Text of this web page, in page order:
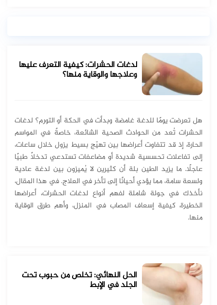
لدغات الحشرات: كيفية التعرف عليها
وعلاجها والوقاية منها؟
هل تعرضت يومًا للدغة غامضة وبدأت في الحكة أو التورم؟ لدغات
الحشرات تُعد من الحوادث الصحية الشائعة، خاصةً في المواسم
الحارة، إذ قد تتفاوت أعراضها بين تهيّج بسيط يزول خلال ساعات،
إلى تفاعلات تحسسية شديدة أو مضاعفات تستدعي تدخلاً طبيًا
عاجلًا. ما يزيد الطين بلة أن كثيرين لا يُميزون بين لدغة عادية
ولسعة سامة، مما يؤدي أحيانًا إلى تأخر في العلاج. في هذا المقال،
نأخذك في جولة شاملة لفهم أنواع لدغات الحشرات، أعراضها
الخطيرة، كيفية إسعاف المصاب في المنزل، وأهم طرق الوقاية
منها.
الحل النهائي: تخلص من حبوب تحت
الجلد في الإبط